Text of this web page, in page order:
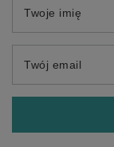
Twoje imię
Twój email